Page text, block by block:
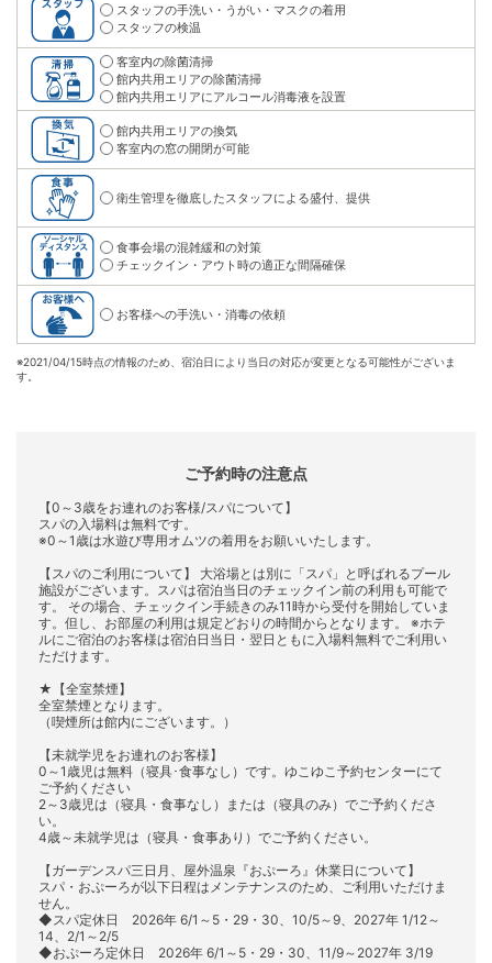
スタッフの手洗い・うがい・マスクの着用
スタッフの検温
客室内の除菌清掃
館内共用エリアの除菌清掃
館内共用エリアにアルコール消毒液を設置
館内共用エリアの換気
客室内の窓の開閉が可能
衛生管理を徹底したスタッフによる盛付、提供
食事会場の混雑緩和の対策
チェックイン・アウト時の適正な間隔確保
お客様への手洗い・消毒の依頼
※2021/04/15時点の情報のため、宿泊日により当日の対応が変更となる可能性がございま
す。
ご予約時の注意点
【0～3歳をお連れのお客様/スパについて】
スパの入場料は無料です。
※0～1歳は水遊び専用オムツの着用をお願いいたします。
【スパのご利用について】 大浴場とは別に「スパ」と呼ばれるプール
施設がございます。スパは宿泊当日のチェックイン前の利用も可能で
す。 その場合、チェックイン手続きのみ11時から受付を開始していま
す。但し、お部屋の利用は規定どおりの時間からとなります。 ※ホテ
ルにご宿泊のお客様は宿泊日当日・翌日ともに入場料無料でご利用い
ただけます。
★【全室禁煙】
全室禁煙となります。
（喫煙所は館内にございます。）
【未就学児をお連れのお客様】
0～1歳児は無料（寝具･食事なし）です。ゆこゆこ予約センターにて
ご予約ください
2～3歳児は（寝具・食事なし）または（寝具のみ）でご予約くださ
い。
4歳～未就学児は（寝具・食事あり）でご予約ください。
【ガーデンスパ三日月、屋外温泉『おぷーろ』休業日について】
スパ・おぷーろが以下日程はメンテナンスのため、ご利用いただけま
せん。
◆スパ定休日 2026年 6/1～5・29・30、10/5～9、2027年 1/12～
14、2/1～2/5
◆おぷーろ定休日 2026年 6/1～5・29・30、11/9～2027年 3/19